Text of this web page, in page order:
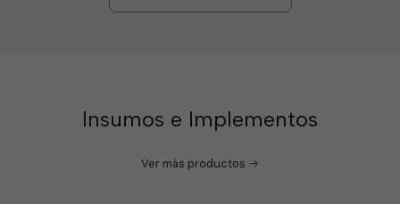
Insumos e Implementos
Ver más productos